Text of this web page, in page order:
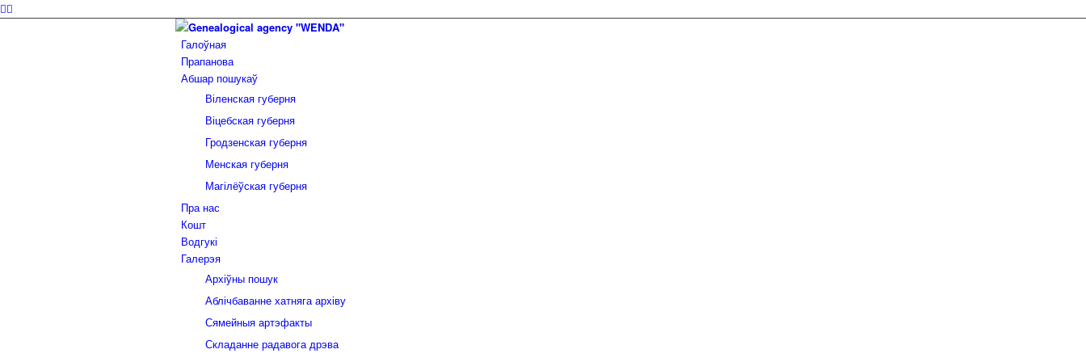
Галоўная
Прапанова
Абшар пошукаў
Віленская губерня
Віцебская губерня
Гродзенская губерня
Менская губерня
Магілёўская губерня
Пра нас
Кошт
Водгукі
Галерэя
Архіўны пошук
Аблічбаванне хатняга архіву
Сямейныя артэфакты
Складанне радавога дрэва